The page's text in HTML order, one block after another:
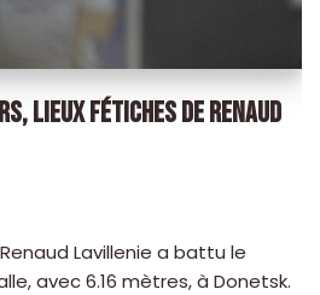
LIEUX FÉTICHES DE RENAUD
Lavillenie a battu le
avec 6.16 mètres, à Donetsk.